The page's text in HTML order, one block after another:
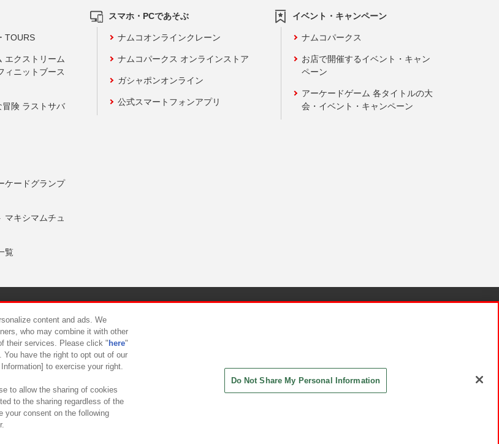
TOURS
エクストリーム
ィニットブース
険 ラストサバ
ケードグランプ
マキシマムチュ
覧
スマホ・PCであそぶ
ナムコオンラインクレーン
ナムコパークス オンラインストア
ガシャポンオンライン
公式スマートフォンアプリ
イベント・キャンペーン
ナムコパークス
お店で開催するイベント・キャン
ペーン
アーケードゲーム 各タイトルの大
会・イベント・キャンペーン
カスタマーハラスメント対応方針
content and ads. We
who may combine it with other
their services. Please click " here"
have the right to opt out of our
to exercise your right.
to allow the sharing of cookies
to the sharing regardless of the
your consent on the following
Do Not Share My Personal Information